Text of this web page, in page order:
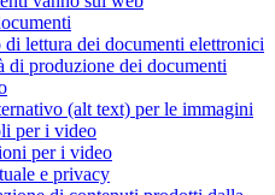
di lettura dei documenti elettronici
di produzione dei documenti
(alt text) per le immagini
per i video
per i video
e privacy